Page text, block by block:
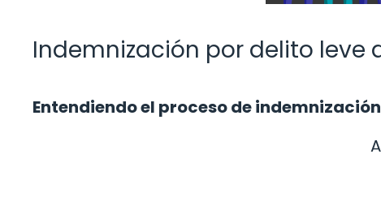
Indemnización por delito leve
Entendiendo el proceso de